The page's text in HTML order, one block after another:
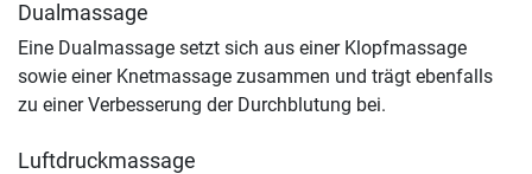
Dualmassage
Eine Dualmassage setzt sich aus einer Klopfmassage
sowie einer Knetmassage zusammen und trägt ebenfalls
zu einer Verbesserung der Durchblutung bei.
Luftdruckmassage